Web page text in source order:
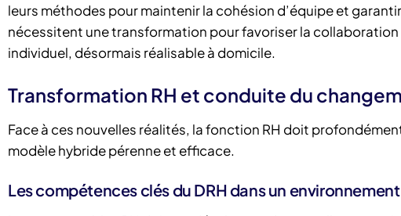
leurs méthodes pour maintenir la cohésion d’équipe et
nécessitent une transformation pour favoriser la
individuel, désormais réalisable à domicile.
Transformation RH et conduite du
Face à ces nouvelles réalités, la fonction RH doit
modèle hybride pérenne et efficace.
Les compétences clés du DRH dans un